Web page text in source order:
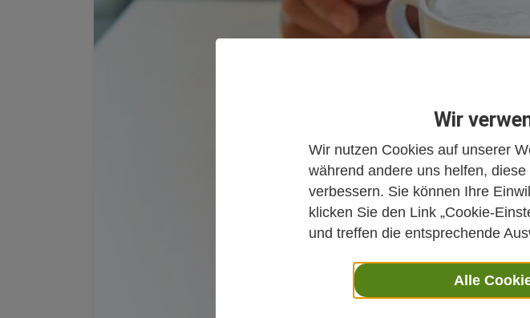
Wir
Wir nutzen Cookies auf unserer
während andere uns helfen,
verbessern. Sie können Ihre
klicken Sie den Link „Cookie-
und treffen die entsprechende
Alle